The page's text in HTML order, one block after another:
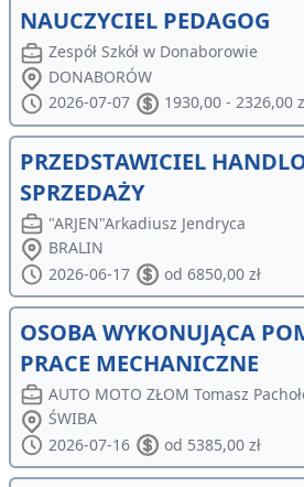
NAUCZYCIEL PEDAGOG
Zespół Szkół w Donaborowie
DONABORÓW
2026-07-07
1930,00 - 2326,00
PRZEDSTAWICIEL
SPRZEDAŻY
"ARJEN"Arkadiusz Jendryca
BRALIN
2026-06-17
od 6850,00 zł
OSOBA WYKONUJĄCA
PRACE MECHANICZNE
AUTO MOTO ZŁOM Tomasz
ŚWIBA
2026-07-16
od 5385,00 zł